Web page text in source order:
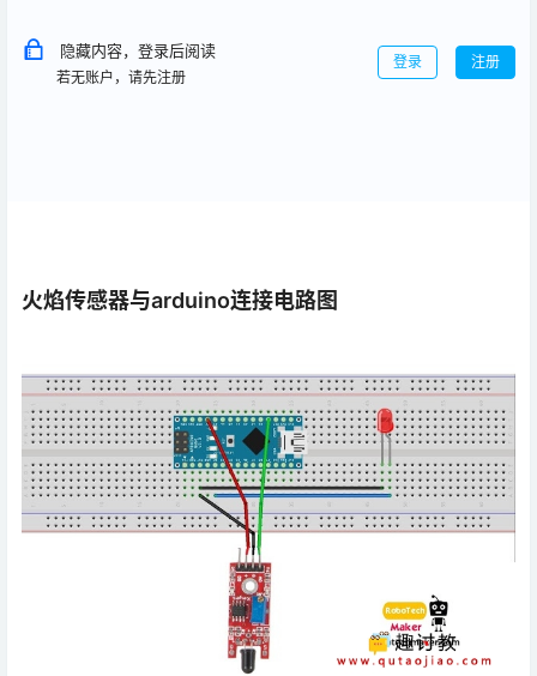
隐藏内容，登录后阅读
若无账户，请先注册
登录 注册
火焰传感器与arduino连接电路图